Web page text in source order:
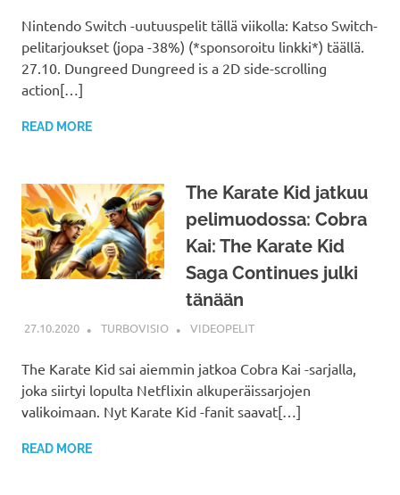
Nintendo Switch -uutuuspelit tällä viikolla: Katso Switch-
pelitarjoukset (jopa -38%) (*sponsoroitu linkki*) täällä.
27.10. Dungreed Dungreed is a 2D side-scrolling
action[…]
READ MORE
The Karate Kid jatkuu
pelimuodossa: Cobra
Kai: The Karate Kid
Saga Continues julki
tänään
27.10.2020 TURBOVISIO VIDEOPELIT
The Karate Kid sai aiemmin jatkoa Cobra Kai -sarjalla,
joka siirtyi lopulta Netflixin alkuperäissarjojen
valikoimaan. Nyt Karate Kid -fanit saavat[…]
READ MORE